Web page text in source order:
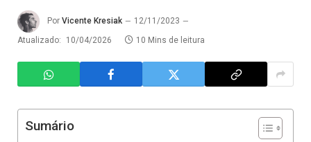
Por Vicente Kresiak
12/11/2023
Atualizado:
10/04/2026 10 Mins de leitura
Sumário